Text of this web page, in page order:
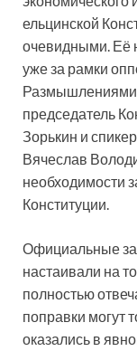
ельцинской
очевидными. Её
уже за рамки
Размышлениями
председатель
Зорькин и
Вячеслав
необходимости
Конституции.
Официальные
настаивали на
полностью
поправки могут
оказались в